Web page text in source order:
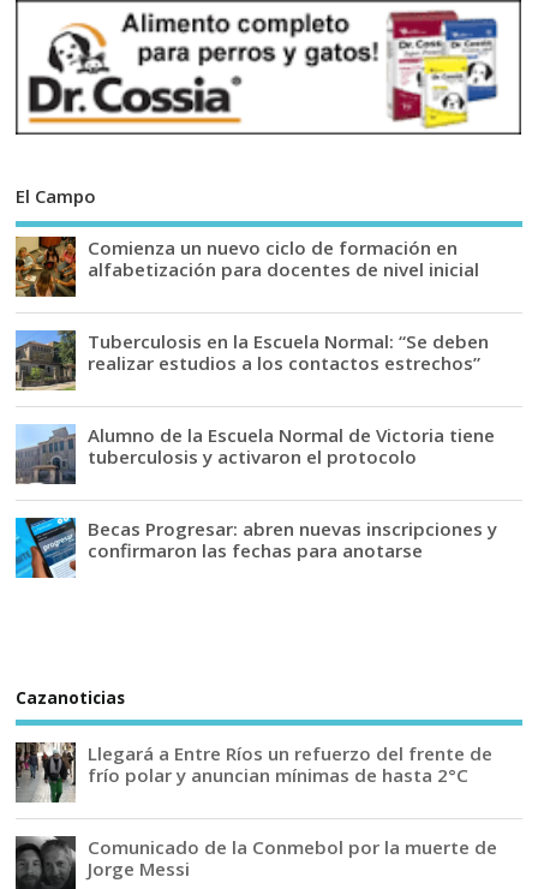
El Campo
Comienza un nuevo ciclo de formación en
alfabetización para docentes de nivel inicial
Tuberculosis en la Escuela Normal: “Se deben
realizar estudios a los contactos estrechos”
Alumno de la Escuela Normal de Victoria tiene
tuberculosis y activaron el protocolo
Becas Progresar: abren nuevas inscripciones y
confirmaron las fechas para anotarse
Cazanoticias
Llegará a Entre Ríos un refuerzo del frente de
frío polar y anuncian mínimas de hasta 2°C
Comunicado de la Conmebol por la muerte de
Jorge Messi